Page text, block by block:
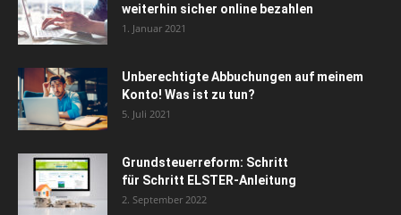
weiterhin sicher online bezahlen
1. Januar 2021
Unberechtigte Abbuchungen auf meinem
Konto! Was ist zu tun?
5. Juli 2021
Grundsteuerreform: Schritt
für Schritt ELSTER-Anleitung
2. September 2022